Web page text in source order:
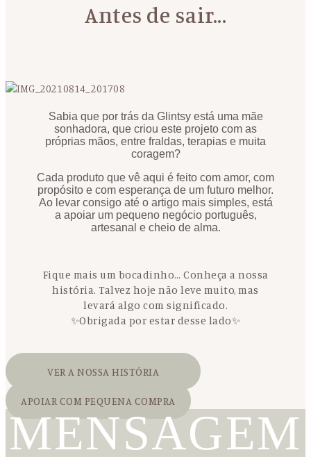
Antes de sair...
Sabia que por trás da Glintsy está uma mãe
sonhadora, que criou este projeto com as
próprias mãos, entre fraldas, terapias e muita
coragem?
Cada produto que vê aqui é feito com amor, com
propósito e com esperança de um futuro melhor.
Ao levar consigo até o artigo mais simples, está
a apoiar um pequeno negócio português,
artesanal e cheio de alma.
Fique mais um bocadinho… Conheça a nossa
história. Talvez hoje não leve muito, mas
levará algo com significado.
✨Obrigada por estar desse lado✨
VER A NOSSA HISTÓRIA
APOIAR COM PEQUENA COMPRA
MENSAGEM